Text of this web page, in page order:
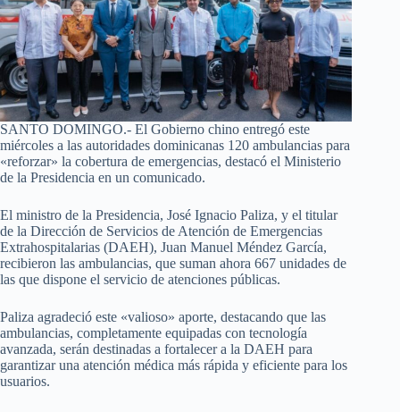
SANTO DOMINGO.- El Gobierno chino entregó este
miércoles a las autoridades dominicanas 120 ambulancias para
«reforzar» la cobertura de emergencias, destacó el Ministerio
de la Presidencia en un comunicado.
El ministro de la Presidencia, José Ignacio Paliza, y el titular
de la Dirección de Servicios de Atención de Emergencias
Extrahospitalarias (DAEH), Juan Manuel Méndez García,
recibieron las ambulancias, que suman ahora 667 unidades de
las que dispone el servicio de atenciones públicas.
Paliza agradeció este «valioso» aporte, destacando que las
ambulancias, completamente equipadas con tecnología
avanzada, serán destinadas a fortalecer a la DAEH para
garantizar una atención médica más rápida y eficiente para los
usuarios.